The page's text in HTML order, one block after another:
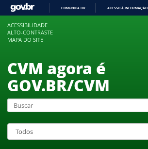
COMUNICA BR ACESSO À INFORMAÇÃO
ACESSIBILIDADE
ALTO-CONTRASTE
MAPA DO SITE
CVM agora é
GOV.BR/CVM